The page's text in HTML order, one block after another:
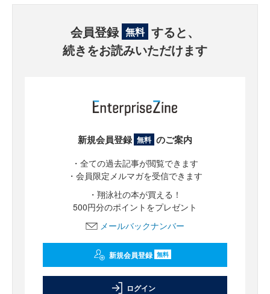
会員登録 無料 すると、
続きをお読みいただけます
新規会員登録 無料 のご案内
・全ての過去記事が閲覧できます
・会員限定メルマガを受信できます
・翔泳社の本が買える！
500円分のポイントをプレゼント
メールバックナンバー
新規会員登録 無料
ログイン